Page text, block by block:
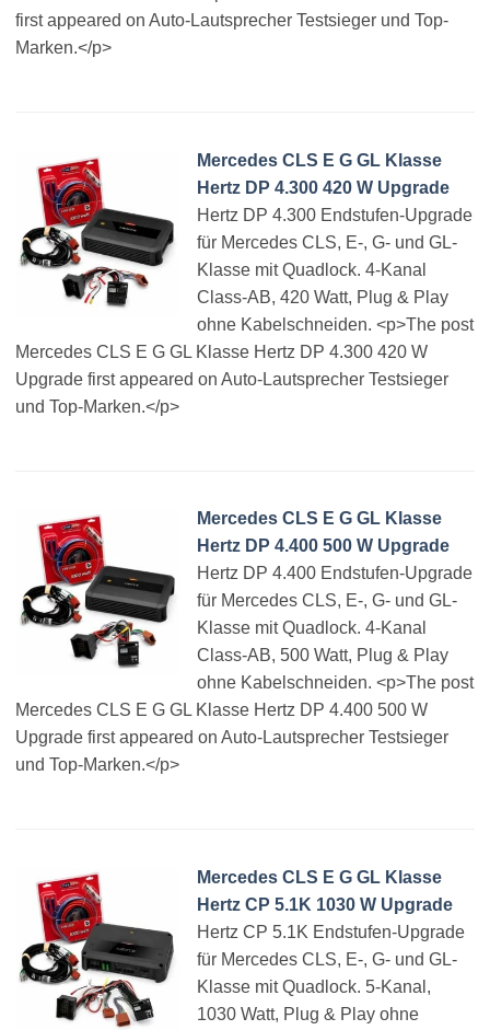
first appeared on Auto-Lautsprecher Testsieger und Top-
Marken.</p>
Mercedes CLS E G GL Klasse
Hertz DP 4.300 420 W Upgrade
Hertz DP 4.300 Endstufen-Upgrade
für Mercedes CLS, E-, G- und GL-
Klasse mit Quadlock. 4-Kanal
Class-AB, 420 Watt, Plug & Play
ohne Kabelschneiden. <p>The post
Mercedes CLS E G GL Klasse Hertz DP 4.300 420 W
Upgrade first appeared on Auto-Lautsprecher Testsieger
und Top-Marken.</p>
Mercedes CLS E G GL Klasse
Hertz DP 4.400 500 W Upgrade
Hertz DP 4.400 Endstufen-Upgrade
für Mercedes CLS, E-, G- und GL-
Klasse mit Quadlock. 4-Kanal
Class-AB, 500 Watt, Plug & Play
ohne Kabelschneiden. <p>The post
Mercedes CLS E G GL Klasse Hertz DP 4.400 500 W
Upgrade first appeared on Auto-Lautsprecher Testsieger
und Top-Marken.</p>
Mercedes CLS E G GL Klasse
Hertz CP 5.1K 1030 W Upgrade
Hertz CP 5.1K Endstufen-Upgrade
für Mercedes CLS, E-, G- und GL-
Klasse mit Quadlock. 5-Kanal,
1030 Watt, Plug & Play ohne